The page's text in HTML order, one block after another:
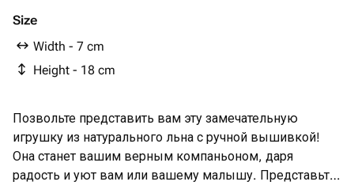
Size
Width - 7 cm
Height - 18 cm
Позвольте представить вам эту замечательную
игрушку из натурального льна с ручной вышивкой!
Она станет вашим верным компаньоном, даря
радость и уют вам или вашему малышу. Представьте